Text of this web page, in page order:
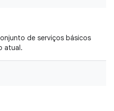
de serviços básicos
atual.